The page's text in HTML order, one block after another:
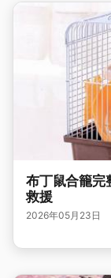
布丁鼠合籠完
救援
2026年05月23日